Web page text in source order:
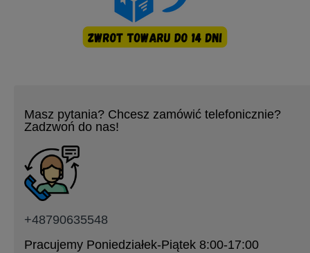
Masz pytania? Chcesz zamówić telefonicznie?
Zadzwoń do nas!
+48790635548
Pracujemy Poniedziałek-Piątek 8:00-17:00